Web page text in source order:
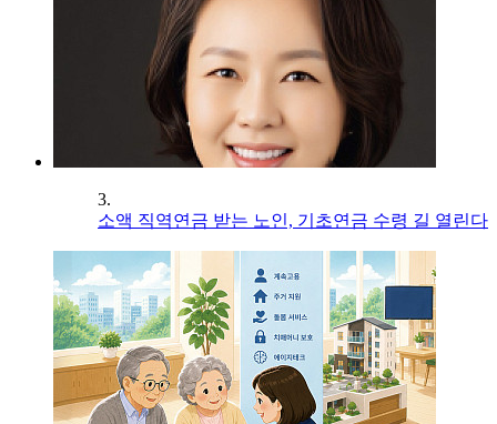
3.
소액 직역연금 받는 노인, 기초연금 수령 길 열린다